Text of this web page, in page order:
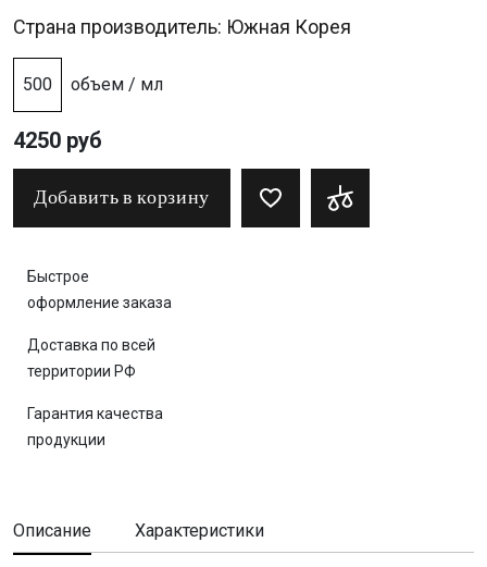
Страна производитель: Южная Корея
500 объем / мл
4250 руб
Добавить в корзину
Быстрое
оформление заказа
Доставка по всей
территории РФ
Гарантия качества
продукции
Описание Характеристики